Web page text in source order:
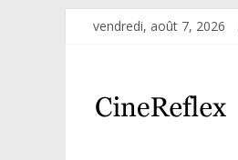
vendredi, août 7, 2026